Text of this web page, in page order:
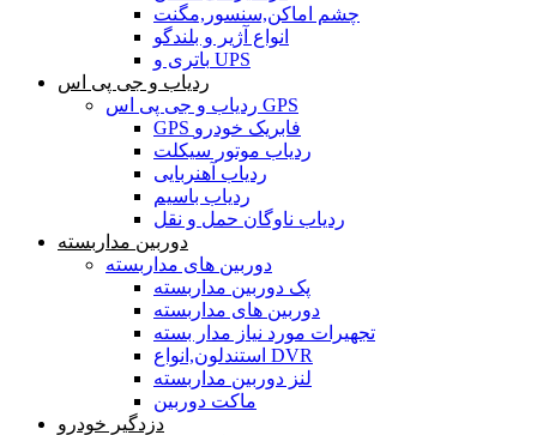
چشم اماکن,سنسور,مگنت
انواع آژیر و بلندگو
باتری و UPS
ردیاب و جی پی اس
ردیاب و جی پی اس GPS
GPS فابریک خودرو
ردیاب موتور سیکلت
ردیاب آهنربایی
ردیاب باسیم
ردیاب ناوگان حمل و نقل
دوربین مداربسته
دوربین های مداربسته
پک دوربین مداربسته
دوربین های مداربسته
تجهیرات مورد نیاز مدار بسته
استندلون,انواع DVR
لنز دوربین مداربسته
ماکت دوربین
دزدگیر خودرو